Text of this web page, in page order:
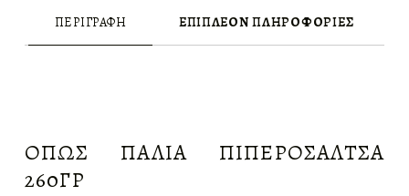
ΠΕΡΙΓΡΑΦΉ ΕΠΙΠΛΈΟΝ ΠΛΗΡΟΦΟΡΊΕΣ
ΌΠΩΣ ΠΑΛΙΆ ΠΙΠΕΡΌΣΑΛΤΣΑ
260ΓΡ